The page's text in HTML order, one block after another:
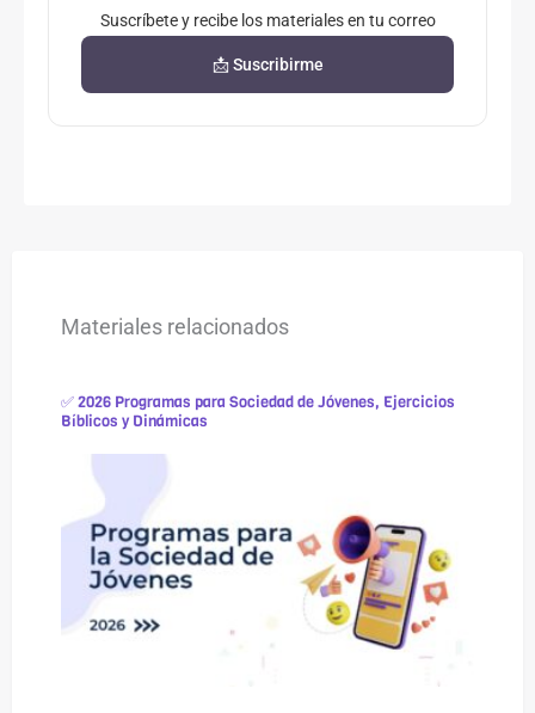
Suscríbete y recibe los materiales en tu correo
📩 Suscribirme
Materiales relacionados
✅ 2026 Programas para Sociedad de Jóvenes, Ejercicios
Bíblicos y Dinámicas